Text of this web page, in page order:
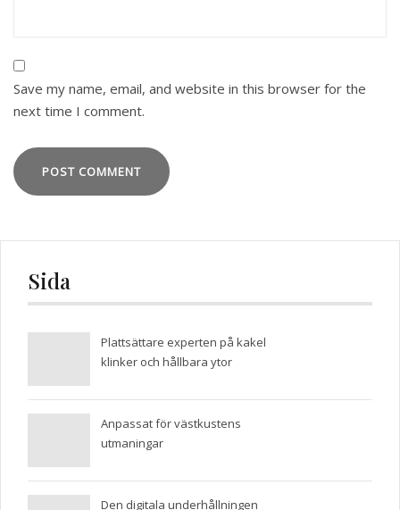
Save my name, email, and website in this browser for the
next time I comment.
Sida
Plattsättare experten på kakel
klinker och hållbara ytor
Anpassat för västkustens
utmaningar
Den digitala underhållningen